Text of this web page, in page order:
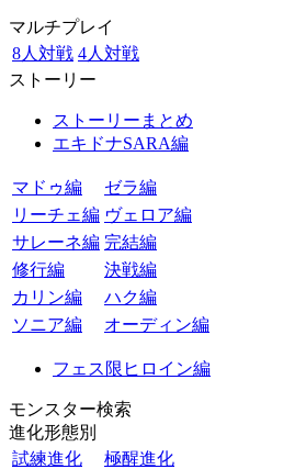
マルチプレイ
8人対戦 4人対戦
ストーリー
ストーリーまとめ
エキドナSARA編
マドゥ編
ゼラ編
リーチェ編 ヴェロア編
サレーネ編 完結編
修行編
決戦編
カリン編
ハク編
ソニア編
オーディン編
フェス限ヒロイン編
モンスター検索
進化形態別
試練進化
極醒進化